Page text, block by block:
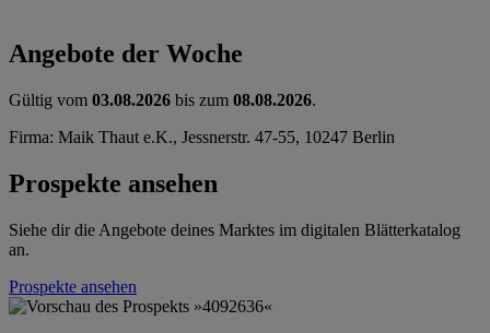
Angebote der Woche
Gültig vom 03.08.2026 bis zum 08.08.2026.
Firma: Maik Thaut e.K., Jessnerstr. 47-55, 10247 Berlin
Prospekte ansehen
Siehe dir die Angebote deines Marktes im digitalen Blätterkatalog
an.
Prospekte ansehen